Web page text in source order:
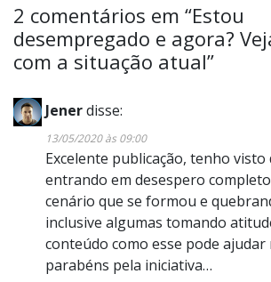
2 comentários em “Estou
desempregado e agora?
com a situação atual”
Jenerdisse:
13/05/2020 às 09:00
Excelente publicação, tenho visto
entrando em desespero
cenário que se formou e
inclusive algumas tomando
conteúdo como esse pode ajudar
parabéns pela iniciativa…